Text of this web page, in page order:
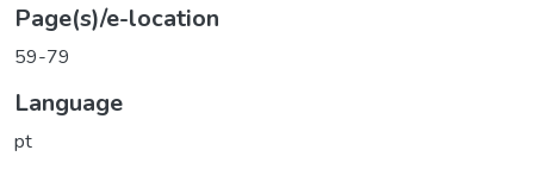
Page(s)/e-location
59-79
Language
pt